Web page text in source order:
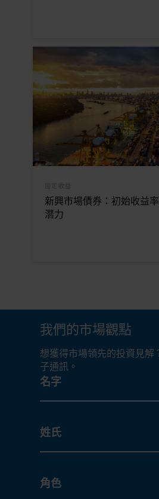
固定收益
新興市場債券：初始收益
潛力
我們的市場觀點
想獲得市場領先的投資見解
子通訊。
名字
姓氏
角色